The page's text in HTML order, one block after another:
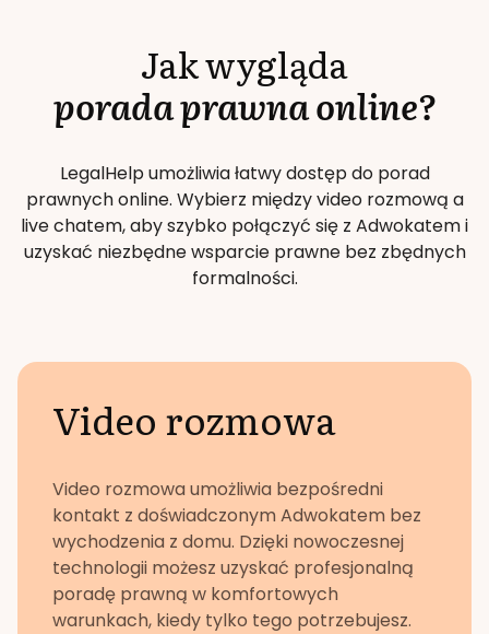
Jak wygląda
porada prawna online?
LegalHelp umożliwia łatwy dostęp do porad
prawnych online. Wybierz między video rozmową a
live chatem, aby szybko połączyć się z Adwokatem i
uzyskać niezbędne wsparcie prawne bez zbędnych
formalności.
Video rozmowa
Video rozmowa umożliwia bezpośredni
kontakt z doświadczonym Adwokatem bez
wychodzenia z domu. Dzięki nowoczesnej
technologii możesz uzyskać profesjonalną
poradę prawną w komfortowych
warunkach, kiedy tylko tego potrzebujesz.